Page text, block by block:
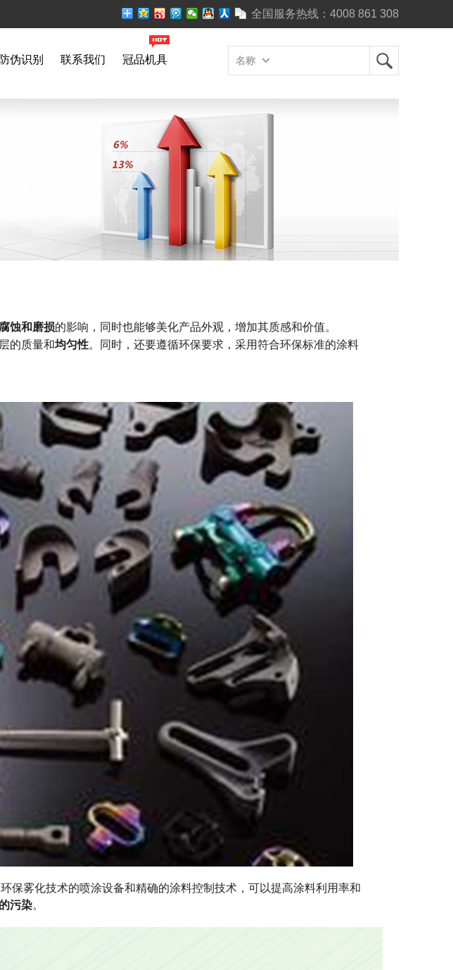
全国服务热线： 4008 861 308
防伪识别 联系我们 冠品机具 名称
蚀和磨损的影响，同时也能够美化产品外观，增加其质感和价值。
的质量和均匀性。同时，还要遵循环保要求，采用符合环保标准的涂料
保雾化技术的喷涂设备和精确的涂料控制技术，可以提高涂料利用率和
污染。